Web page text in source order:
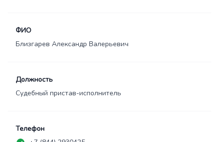
ФИО
Близгарев Александр Валерьевич
Должность
Судебный пристав-исполнитель
Телефон